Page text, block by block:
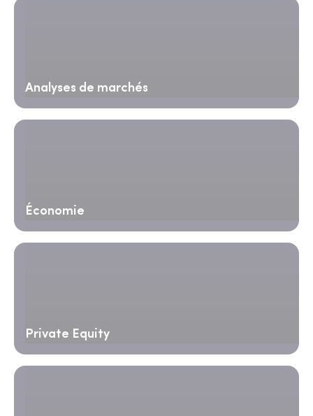
Analyses de marchés
Économie
Private Equity